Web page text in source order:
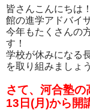
皆さんこんにちは
館の進学アドバイ
今年もたくさんの
す！
学校が休みになる
を取り組みましょ
さて、河合塾の
13日(月)から開